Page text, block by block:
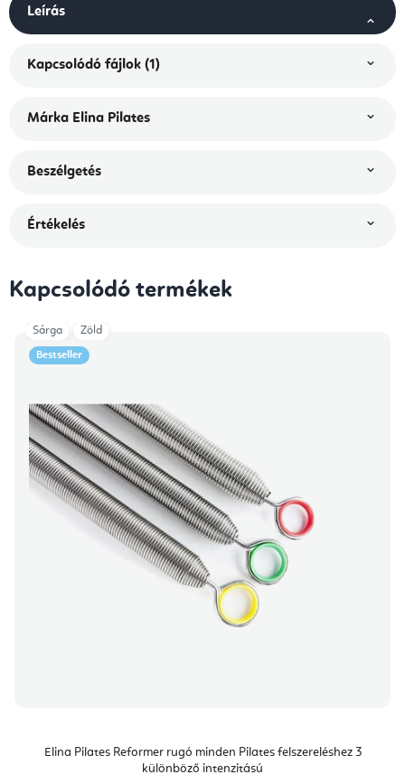
Leírás
Kapcsolódó fájlok (1)
Márka Elina Pilates
Beszélgetés
Értékelés
Kapcsolódó termékek
Bestseller
Elina Pilates Reformer rugó minden Pilates felszereléshez 3
különböző intenzitású
Sárga Zöld